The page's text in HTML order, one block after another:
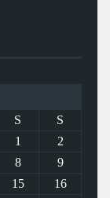
S
S
1
2
8
9
15 16